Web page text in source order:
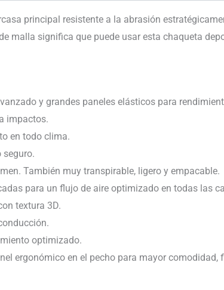
principal resistente a la abrasión
malla significa que puede usar esta chaqueta
y grandes paneles elásticos para
impactos.
en todo clima.
También muy transpirable, ligero y empacable.
para un flujo de aire optimizado en todas las
textura 3D.
optimizado.
ergonómico en el pecho para mayor comodidad,